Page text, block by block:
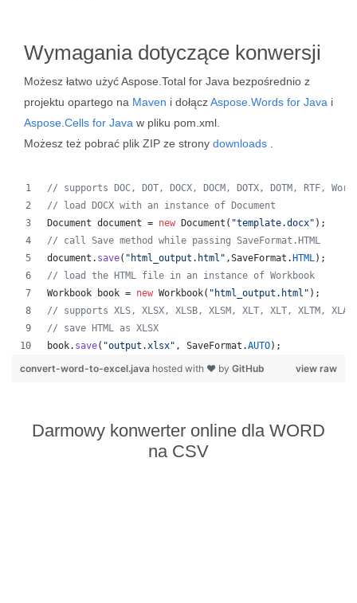
Wymagania dotyczące konwersji
Możesz łatwo użyć Aspose.Total for Java bezpośrednio z
projektu opartego na Maven i dołączAspose.Words for Java i
Aspose.Cells for Java w pliku pom.xml.
Możesz też pobrać plik ZIP ze strony downloads
// supports DOC, DOT, DOCX, DOCM, DOTX, DOTM, RTF,
// load DOCX with an instance of Document
Document document = new Document ( "template.docx" );
// call Save method while passing SaveFormat.HTML
document . save( "html_output.html" ,SaveFormat . HTML);
// load the HTML file in an instance of Workbook
Workbook
book = new Workbook( "html_output.html" );
// supports XLS, XLSX, XLSB, XLSM, XLT, XLT, XLTM,
// save HTML as XLSX
book. save( "output.xlsx" , SaveFormat .AUTO);
view raw
convert-word-to-excel.java hosted with ❤ by GitHub
Darmowy konwerter online dla WORD
na CSV